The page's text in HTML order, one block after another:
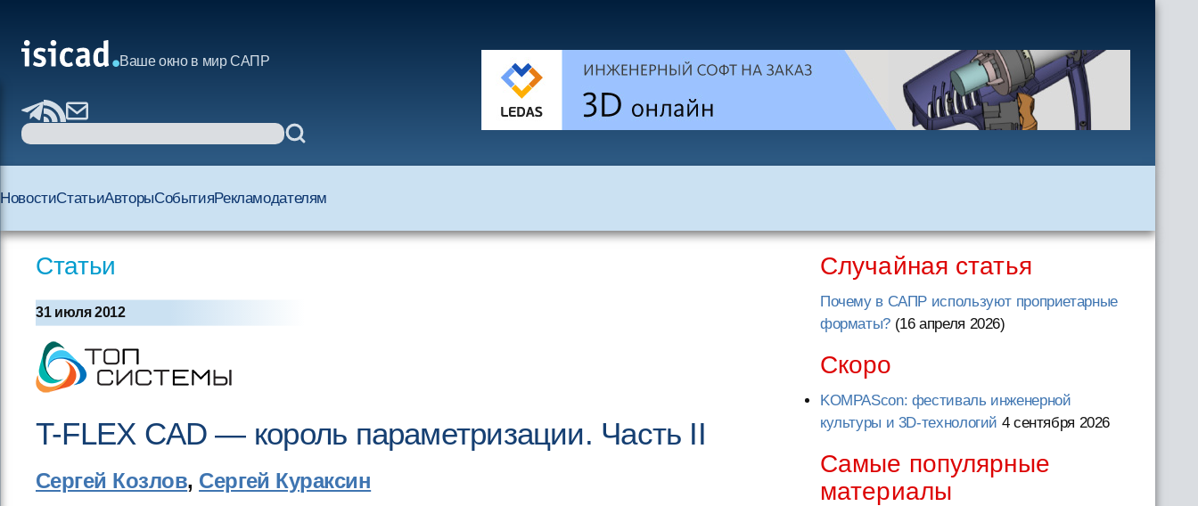
Ваше окно в мир САПР
НовостиСтатьиАвторыСобытияРекламодателям
Статьи
31 июля 2012
T-FLEX CAD — король параметризации. Чаcть II
Сергей Козлов, Сергей Кураксин
Случайная статья
Почему в САПР используют проприетарные
форматы? (16 апреля 2026)
Скоро
KOMPAScon: фестиваль инженерной
культуры и 3D-технологий 4 сентября 2026
Самые популярные
материалы